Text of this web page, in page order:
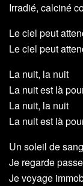
Irradié, calciné
Le ciel peut
Le ciel peut
La nuit, la nuit
La nuit est là
La nuit, la nuit
La nuit est là
Un soleil de
Je regarde
Je voyage